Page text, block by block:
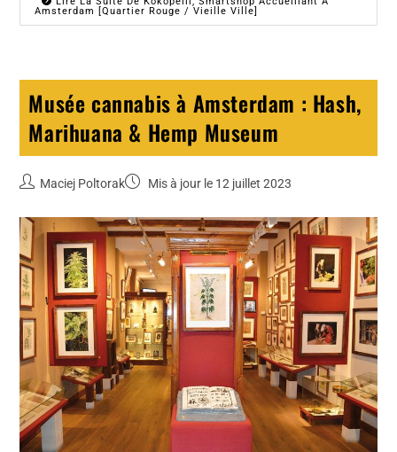
Amsterdam [Quartier Rouge / Vieille Ville]
Musée cannabis à Amsterdam : Hash,
Marihuana & Hemp Museum
Maciej Poltorak Mis à jour le 12 juillet 2023